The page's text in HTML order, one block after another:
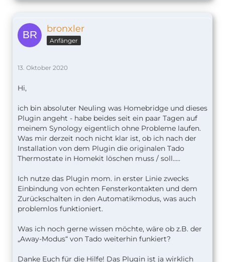
bronxler
Anfänger
13. Oktober 2020
Hi,
ich bin absoluter Neuling was Homebridge und dieses
Plugin angeht - habe beides seit ein paar Tagen auf
meinem Synology eigentlich ohne Probleme laufen.
Was mir derzeit noch nicht klar ist, ob ich nach der
Installation von dem Plugin die originalen Tado
Thermostate in Homekit löschen muss / soll.....
Ich nutze das Plugin mom. in erster Linie zwecks
Einbindung von echten Fensterkontakten und dem
Zurückschalten in den Automatikmodus, was auch
problemlos funktioniert.
Was ich noch gerne wissen möchte, wäre ob z.B. der
„Away-Modus“ von Tado weiterhin funkiert?
Danke Euch für die Hilfe! Das Plugin ist ja wirklich